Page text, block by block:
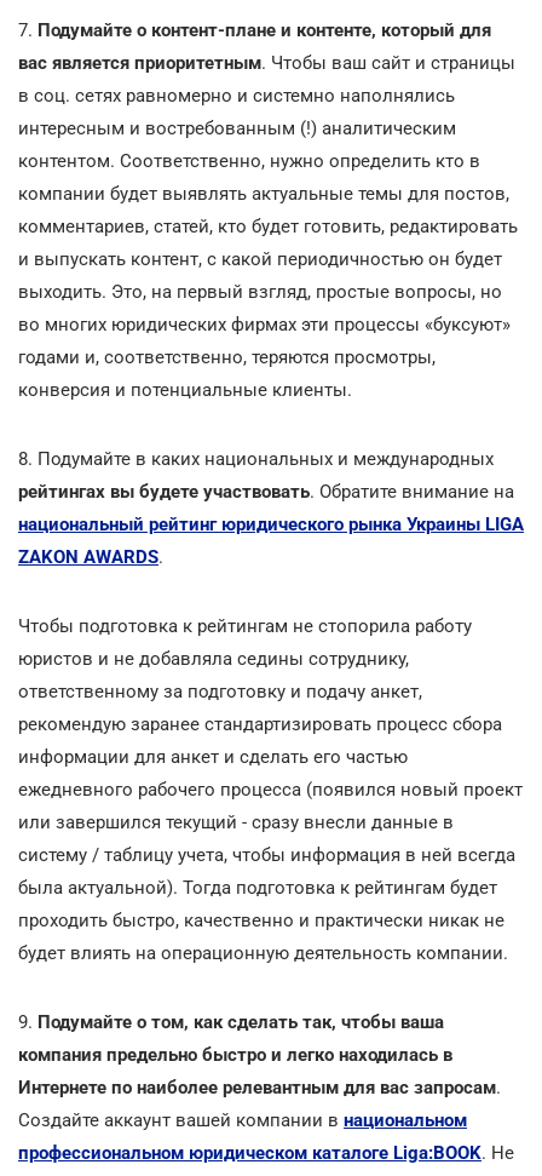
7. Подумайте о контент-плане и контенте, который для
вас является приоритетным. Чтобы ваш сайт и страницы
в соц. сетях равномерно и системно наполнялись
интересным и востребованным (!) аналитическим
контентом. Соответственно, нужно определить кто в
компании будет выявлять актуальные темы для постов,
комментариев, статей, кто будет готовить, редактировать
и выпускать контент, с какой периодичностью он будет
выходить. Это, на первый взгляд, простые вопросы, но
во многих юридических фирмах эти процессы «буксуют»
годами и, соответственно, теряются просмотры,
конверсия и потенциальные клиенты.
8. Подумайте в каких национальных и международных
рейтингах вы будете участвовать. Обратите внимание на
национальный рейтинг юридического рынка Украины LIGA
ZAKON AWARDS.
Чтобы подготовка к рейтингам не стопорила работу
юристов и не добавляла седины сотруднику,
ответственному за подготовку и подачу анкет,
рекомендую заранее стандартизировать процесс сбора
информации для анкет и сделать его частью
ежедневного рабочего процесса (появился новый проект
или завершился текущий - сразу внесли данные в
систему / таблицу учета, чтобы информация в ней всегда
была актуальной). Тогда подготовка к рейтингам будет
проходить быстро, качественно и практически никак не
будет влиять на операционную деятельность компании.
9. Подумайте о том, как сделать так, чтобы ваша
компания предельно быстро и легко находилась в
Интернете по наиболее релевантным для вас запросам.
Создайте аккаунт вашей компании в национальном
профессиональном юридическом каталоге Liga:BOOK. Не